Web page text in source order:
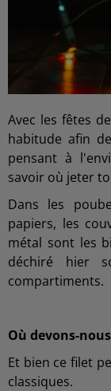
Avec les fêtes
habitude afin
pensant à
savoir où jeter
Dans les
papiers, les
métal sont les
déchiré hier
compartiments.
Où devons-
Et bien ce filet
classiques.